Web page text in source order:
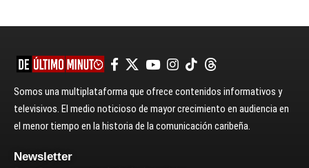
Somos una multiplataforma que ofrece contenidos informativos y
televisivos. El medio noticioso de mayor crecimiento en audiencia en
el menor tiempo en la historia de la comunicación caribeña.
Newsletter